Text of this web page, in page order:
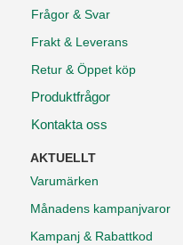
Frågor & Svar
Frakt & Leverans
Retur & Öppet köp
Produktfrågor
Kontakta oss
AKTUELLT
Varumärken
Månadens kampanjvaror
Kampanj & Rabattkod